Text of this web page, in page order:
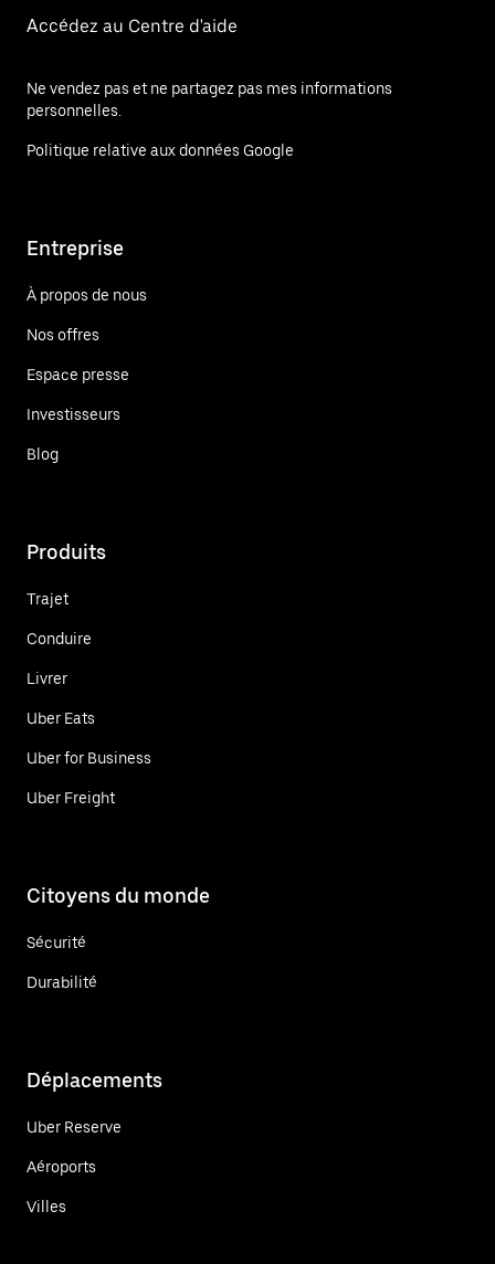
Accédez au Centre d'aide
Ne vendez pas et ne partagez pas mes informations
personnelles.
Politique relative aux données Google
Entreprise
À propos de nous
Nos offres
Espace presse
Investisseurs
Blog
Produits
Trajet
Conduire
Livrer
Uber Eats
Uber for Business
Uber Freight
Citoyens du monde
Sécurité
Durabilité
Déplacements
Uber Reserve
Aéroports
Villes